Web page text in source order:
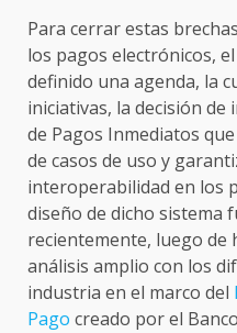
Para cerrar estas
los pagos electrónicos,
definido una agenda, la
iniciativas, la decisión
de Pagos Inmediatos
de casos de uso y
interoperabilidad en los
diseño de dicho sistema
recientemente, luego de
análisis amplio con los
industria en el marco del
Pago creado por el